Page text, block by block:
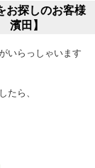
お探しのお客様
田】
いらっしゃいます
たら、